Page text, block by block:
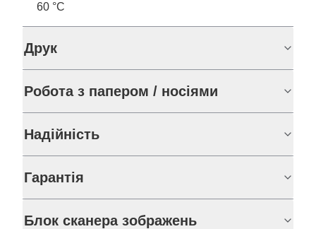
60 °C
Друк
Робота з папером / носіями
Надійність
Гарантія
Блок сканера зображень